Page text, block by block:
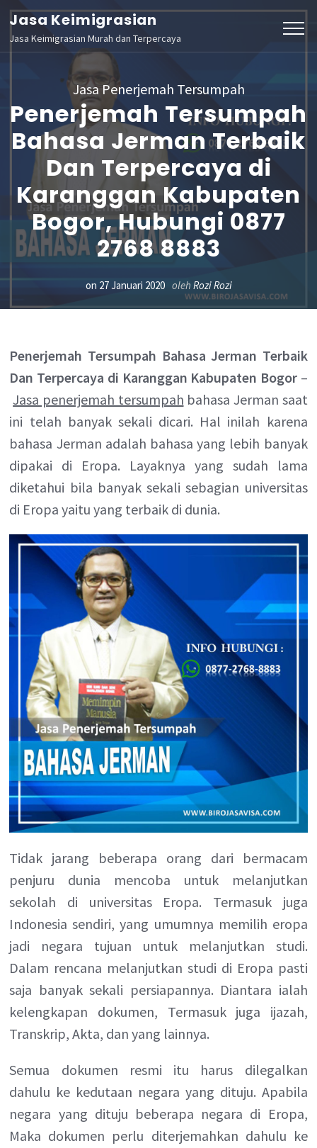
Lompat
ke
konten
Jasa Keimigrasian
Jasa Keimigrasian Murah dan Terpercaya
Jasa Penerjemah Tersumpah
Penerjemah Tersumpah
Bahasa Jerman Terbaik
Dan Terpercaya di
Karanggan Kabupaten
Bogor, Hubungi 0877
2768 8883
on 27 Januari 2020 oleh Rozi Rozi
Penerjemah Tersumpah Bahasa Jerman Terbaik
Dan Terpercaya di Karanggan Kabupaten Bogor –
Jasa penerjemah tersumpah bahasa Jerman saat
ini telah banyak sekali dicari. Hal inilah karena
bahasa Jerman adalah bahasa yang lebih banyak
dipakai di Eropa. Layaknya yang sudah lama
diketahui bila banyak sekali sebagian universitas
di Eropa yaitu yang terbaik di dunia.
Tidak jarang beberapa orang dari bermacam
penjuru dunia mencoba untuk melanjutkan
sekolah di universitas Eropa. Termasuk juga
Indonesia sendiri, yang umumnya memilih eropa
jadi negara tujuan untuk melanjutkan studi.
Dalam rencana melanjutkan studi di Eropa pasti
saja banyak sekali persiapannya. Diantara ialah
kelengkapan dokumen, Termasuk juga ijazah,
Transkrip, Akta, dan yang lainnya.
Semua dokumen resmi itu harus dilegalkan
dahulu ke kedutaan negara yang dituju. Apabila
negara yang dituju beberapa negara di Eropa,
Maka dokumen perlu diterjemahkan dahulu ke